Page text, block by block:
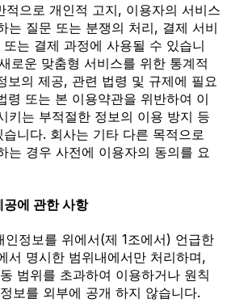
적으로 개인적 고지, 이용자의 서비스
는 질문 또는 분쟁의 처리, 결제 서비
는 결제 과정에 사용될 수 있습니
로운 맞춤형 서비스를 위한 통계적
보의 제공, 관련 법령 및 규제에 필요
령 또는 본 이용약관을 위반하여 이
키는 부적절한 정보의 이용 방지 등
니다. 회사는 기타 다른 목적으로
는 경우 사전에 이용자의 동의를 요
에 관한 사항
인정보를 위에서(제 1조에서) 언급한
서 명시한 범위내에서만 처리하며,
범위를 초과하여 이용하거나 원칙
보를 외부에 공개 하지 않습니다.